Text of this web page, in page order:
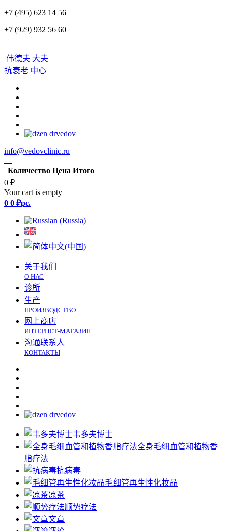
+7 (495) 623 14 56
+7 (929) 932 56 60
伟德夫 大夫
抗衰老 中心
info@vedovclinic.ru
—
Количество Цена Итого
0 ₽
Your cart is empty
0 0 ₽pc.
关于我们
О-НАС
诊所
生产
ПРОИЗВОДСТВО
网上商店
ИНТЕРНЕТ-МАГАЗИН
沟通联系人
КОНТАКТЫ
韦多夫博士
全身毛细血管和植物香
脂疗法
抗病毒
毛细管再生性化妆品
凉茶
顺势疗法
文章